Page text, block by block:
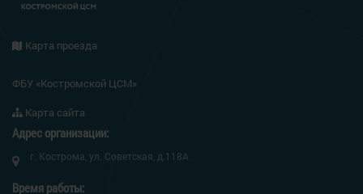
Карта проезда
ФБУ «Костромской ЦСМ»
Карта сайта
Адрес организации:
г. Кострома, ул. Советская, д.118А
Время работы: